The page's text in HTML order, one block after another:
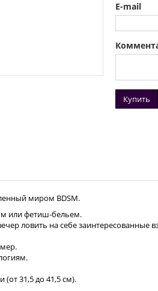
E-mail
Купить
миром BDSM.
или фетиш-бельем.
ловить на себе заинтересованные
(от 31,5 до 41,5 см).